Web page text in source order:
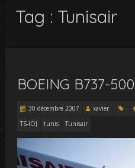
Tag : Tunisair
BOEING B737-
30 décembre 2007 xavier
TS-IOJ
tunis Tunisair